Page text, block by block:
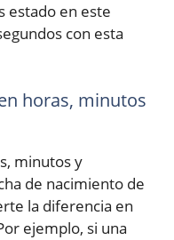
estado en este
con esta
horas, minutos
minutos y
de nacimiento de
la diferencia en
ejemplo, si una